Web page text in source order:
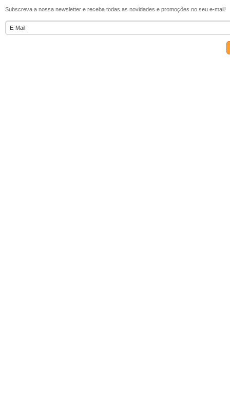
Subscreva a nossa newsletter e receba todas as novidades e promoções no seu e-mail!